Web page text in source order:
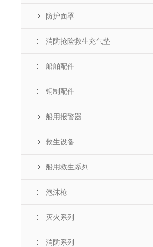
防护面罩
消防抢险救生充气垫
船舶配件
铜制配件
船用报警器
救生设备
船用救生系列
泡沫枪
灭火系列
消防系列